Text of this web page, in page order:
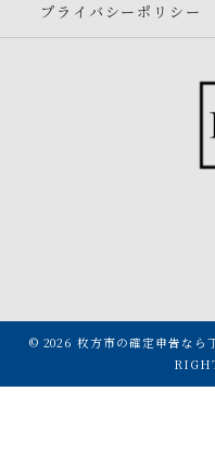
プライバシーポリシー
© 2026 枚方市の確定申告なら